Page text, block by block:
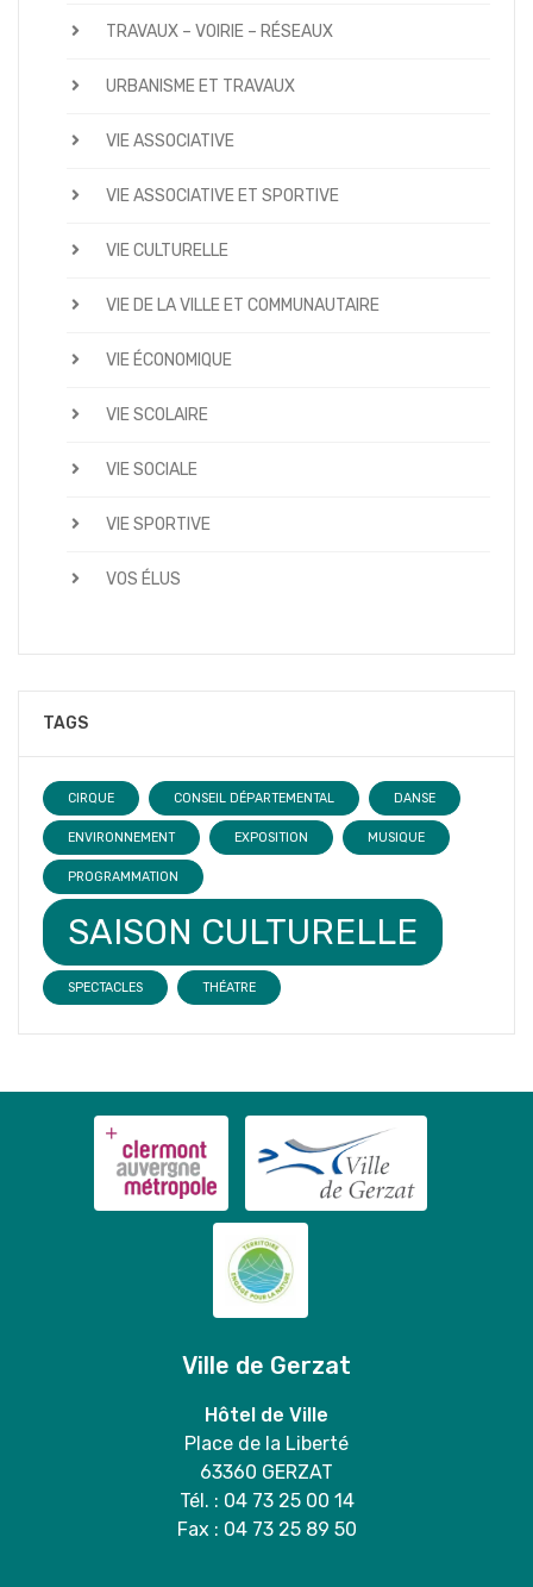
TRAVAUX – VOIRIE – RÉSEAUX
URBANISME ET TRAVAUX
VIE ASSOCIATIVE
VIE ASSOCIATIVE ET SPORTIVE
VIE CULTURELLE
VIE DE LA VILLE ET COMMUNAUTAIRE
VIE ÉCONOMIQUE
VIE SCOLAIRE
VIE SOCIALE
VIE SPORTIVE
VOS ÉLUS
TAGS
CIRQUE CONSEIL DÉPARTEMENTAL DANSE
ENVIRONNEMENT EXPOSITION MUSIQUE
PROGRAMMATION
SAISON CULTURELLE
SPECTACLES THÉATRE
Ville de Gerzat
Hôtel de Ville
Place de la Liberté
63360 GERZAT
Tél. : 04 73 25 00 14
Fax : 04 73 25 89 50